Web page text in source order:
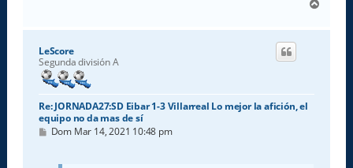
r
LeScore
Segunda división A
Re: JORNADA27:SD Eibar 1-3 Villarreal Lo mejor la afición, el
equipo no da mas de sí
M
Dom Mar 14, 2021 10:48 pm